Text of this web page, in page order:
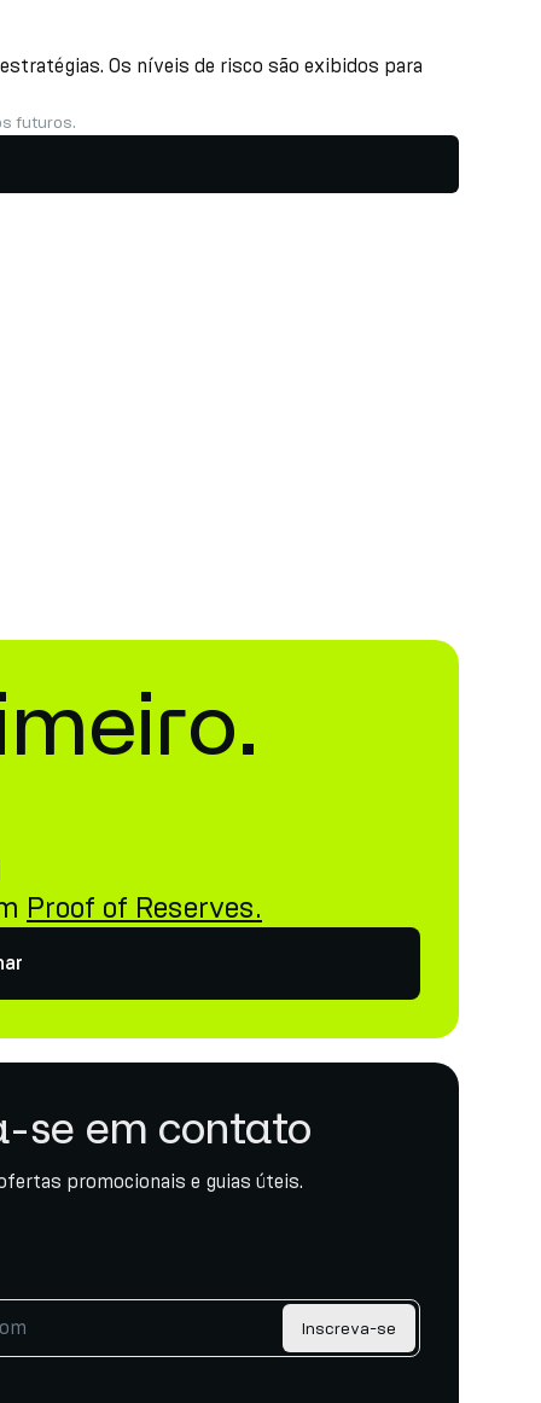
Os níveis de risco são exibidos para
futuros.
Proof of Reserves.
se em contato
promocionais e guias úteis.
Inscreva-se